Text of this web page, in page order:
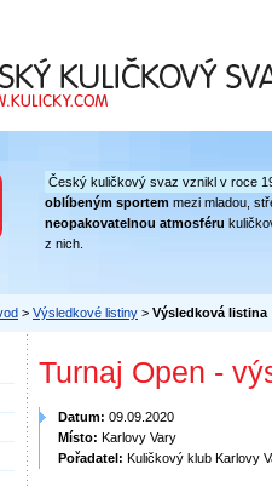
svaz
Český kuličkový svaz vznikl v roce
oblíbeným sportem mezi mladou,
neopakovatelnou atmosféru
z nich.
> Výsledkové listiny > Výsledková listina
Turnaj Open -
Datum: 09.09.2020
Místo: Karlovy Vary
Pořadatel: Kuličkový klub Karlovy